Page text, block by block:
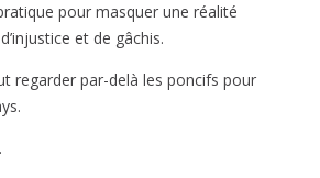
pour masquer une réalité
et de gâchis.
regarder par-delà les poncifs pour